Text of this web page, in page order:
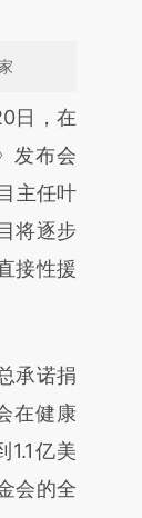
第三方
章
炼总结
不代表
文细致
日，在
发布会
主任叶
将逐步
接性援
承诺捐
在健康
亿美
会的全